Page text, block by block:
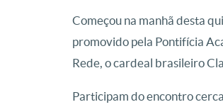
Começou na manhã desta
promovido pela Pontifícia
Rede, o cardeal brasileiro
Participam do encontro